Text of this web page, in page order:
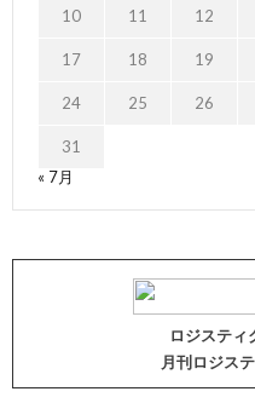
10 11 12
17 18 19
24 25 26
31
« 7月
ロジスティ
月刊ロジス